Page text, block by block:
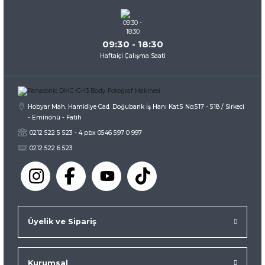
09:30 - 18:30
Haftaiçi Çalışma Saati
Hobyar Mah. Hamidiye Cad. Doğubank İş Hanı Kat:5 No:517 - 518 / Sirkeci
- Eminönü - Fatih
0212 522 5 523 - 4 pbx 0546 597 0 997
0212 522 6 523
Üyelik ve Sipariş
Kurumsal